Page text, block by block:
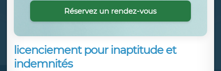
licenciement pour inaptitude et
indemnités
Réservez un rendez-vous